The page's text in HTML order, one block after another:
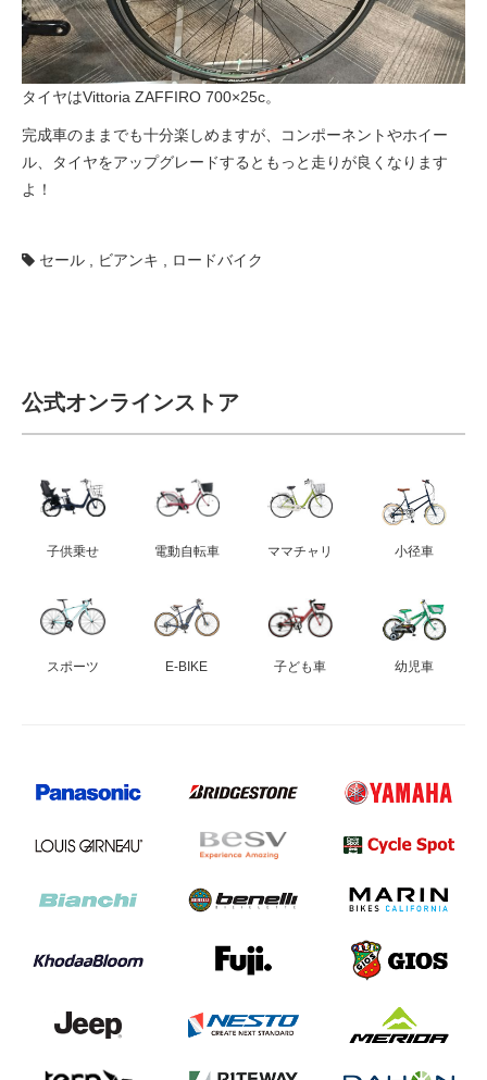
タイヤはVittoria ZAFFIRO 700×25c。
完成車のままでも十分楽しめますが、コンポーネントやホイー
ル、タイヤをアップグレードするともっと走りが良くなります
よ！
セール ビアンキ ロードバイク
公式オンラインストア
子供乗せ 電動自転車 ママチャリ 小径車
スポーツ E-BIKE 子ども車 幼児車